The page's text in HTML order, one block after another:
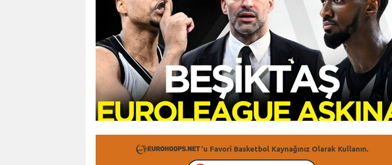
'u Favori Basketbol Kaynağınız Olarak Kullanın.